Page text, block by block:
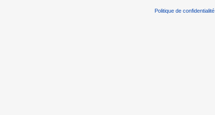
Politique de confidentialité